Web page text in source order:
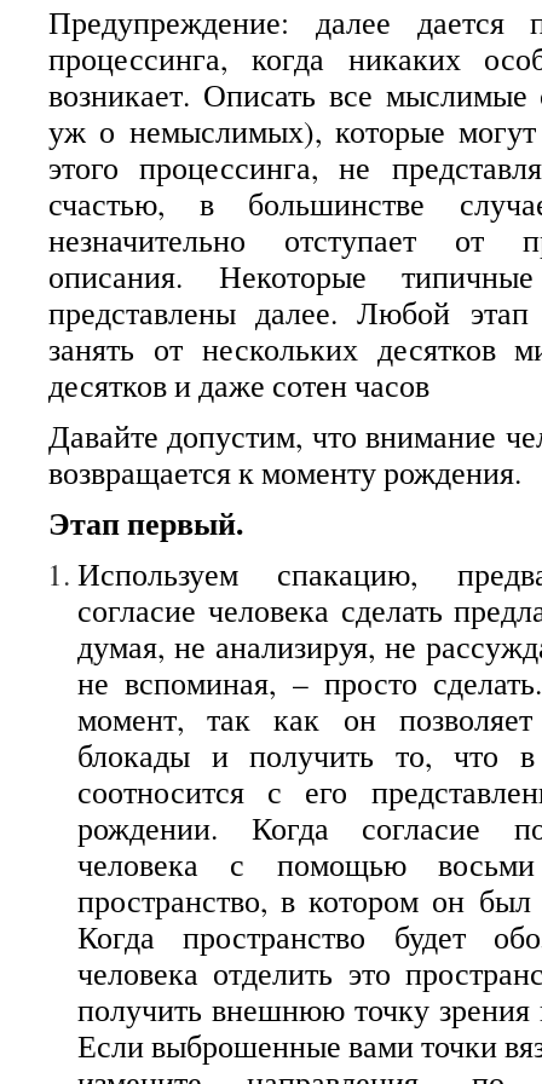
Предупреждение: далее дается
процессинга, когда никаких
возникает. Описать все мыслимые
уж о немыслимых), которые могут
этого процессинга, не
счастью, в большинстве
незначительно отступает от
описания. Некоторые
представлены далее. Любой
занять от нескольких десятков
десятков и даже сотен часов
Давайте допустим, что внимание
возвращается к моменту рождения.
Этап первый.
Используем спакацию,
согласие человека сделать
думая, не анализируя, не
не вспоминая, – просто
момент, так как он
блокады и получить то, что в
соотносится с его
рождении. Когда согласие
человека с помощью восьми
пространство, в котором он
Когда пространство будет
человека отделить это
получить внешнюю точку зрения
Если выброшенные вами точки